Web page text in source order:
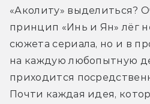
«Аколиту» выделиться?
принцип «Инь и Ян» лёг
сюжета сериала, но и в
на каждую любопытную
приходится
Почти каждая идея,